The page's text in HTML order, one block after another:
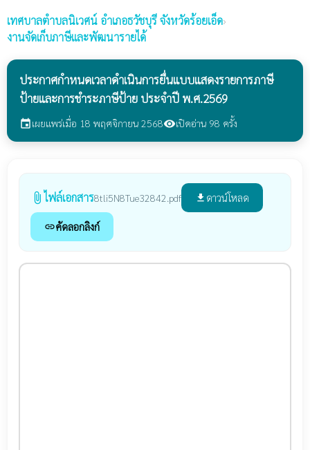
เทศบาลตำบลนิเวศน์ อำเภอธวัชบุรี จังหวัดร้อยเอ็ด›
งานจัดเก็บภาษีและพัฒนารายได้
ประกาศกำหนดเวลาดำเนินการยื่นแบบแสดงรายการภาษี
ป้ายและการชำระภาษีป้าย ประจำปี พ.ศ.2569
eventเผยแพร่เมื่อ 18 พฤศจิกายน 2568visibilityเปิดอ่าน 98 ครั้ง
attach_file ไฟล์เอกสาร8tli5N8Tue32842.pdf file_download ดาวน์โหลด
linkคัดลอกลิงก์